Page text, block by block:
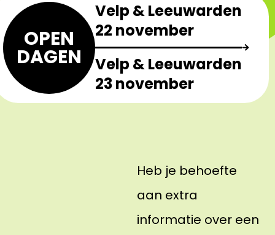
OPEN
DAGEN
Velp & Leeuwarden
22 november
Velp & Leeuwarden
23 november
Heb je behoefte
aan extra
informatie over een